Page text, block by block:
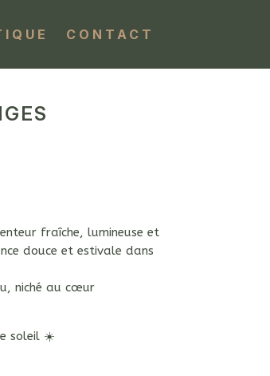
CONTACT
fraîche, lumineuse et
douce et estivale dans
, niché au cœur
soleil ☀️